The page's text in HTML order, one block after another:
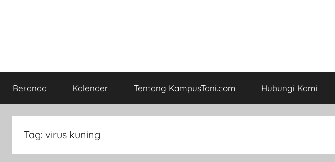
Beranda Kalender Tentang KampusTani.com Hubungi Kami
Tag: virus kuning